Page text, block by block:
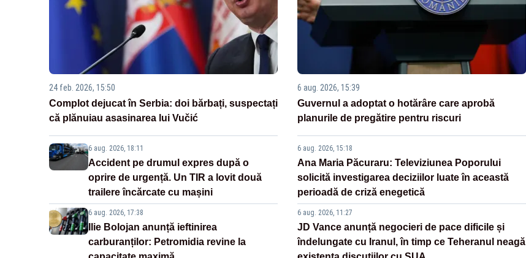
24 feb. 2026, 15:50
Complot dejucat în Serbia: doi bărbați, suspectați
că plănuiau asasinarea lui Vučić
6 aug. 2026, 18:11
Accident pe drumul expres după o
oprire de urgență. Un TIR a lovit două
trailere încărcate cu mașini
6 aug. 2026, 17:38
Ilie Bolojan anunță ieftinirea
carburanților: Petromidia revine la
6 aug. 2026, 15:39
Guvernul a adoptat o hotărâre care aprobă
planurile de pregătire pentru riscuri
6 aug. 2026, 15:18
Ana Maria Păcuraru: Televiziunea Poporului
solicită investigarea deciziilor luate în această
perioadă de criză enegetică
6 aug. 2026, 11:27
JD Vance anunță negocieri de pace dificile și
îndelungate cu Iranul, în timp ce Teheranul neagă